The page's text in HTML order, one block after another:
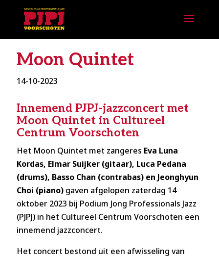
Moon Quintet
14-10-2023
Innemend PJPJ-jazzconcert met
Moon Quintet in Cultureel
Centrum Voorschoten
Het Moon Quintet met zangeres Eva Luna
Kordas, Elmar Suijker (gitaar), Luca Pedana
(drums), Basso Chan (contrabas) en Jeonghyun
Choi (piano)gaven afgelopen zaterdag 14
oktober 2023 bij Podium Jong Professionals Jazz
(PJPJ) in het Cultureel Centrum Voorschoten een
innemend jazzconcert.
Het concert bestond uit een afwisseling van